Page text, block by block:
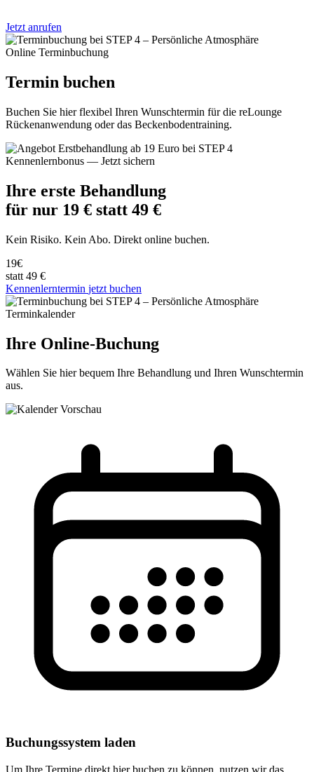
Jetzt anrufen
Online Terminbuchung
Termin buchen
Buchen Sie hier flexibel Ihren Wunschtermin für die reLounge
Rückenanwendung oder das Beckenbodentraining.
Kennenlernbonus — Jetzt sichern
Ihre erste Behandlung
für nur 19 € statt 49 €
Kein Risiko. Kein Abo. Direkt online buchen.
19€
statt 49 €
Kennenlerntermin jetzt buchen
Terminkalender
Ihre Online-Buchung
Wählen Sie hier bequem Ihre Behandlung und Ihren Wunschtermin
aus.
Buchungssystem laden
Um Ihre Termine direkt hier buchen zu können, nutzen wir das